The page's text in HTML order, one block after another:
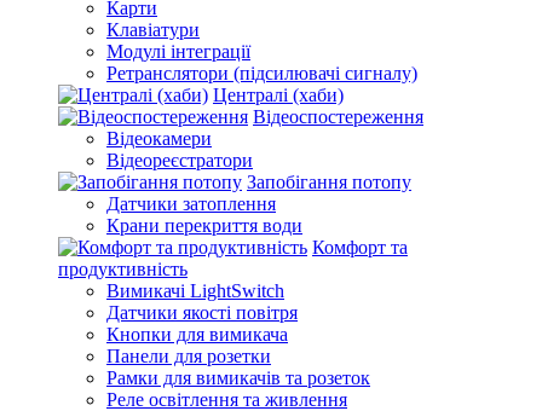
Карти
Клавіатури
Модулі інтеграції
Ретранслятори (підсилювачі сигналу)
Централі (хаби)
Відеоспостереження
Відеокамери
Відеореєстратори
Запобігання потопу
Датчики затоплення
Крани перекриття води
Комфорт та
продуктивність
Вимикачі LightSwitch
Датчики якості повітря
Кнопки для вимикача
Панели для розетки
Рамки для вимикачів та розеток
Реле освітлення та живлення